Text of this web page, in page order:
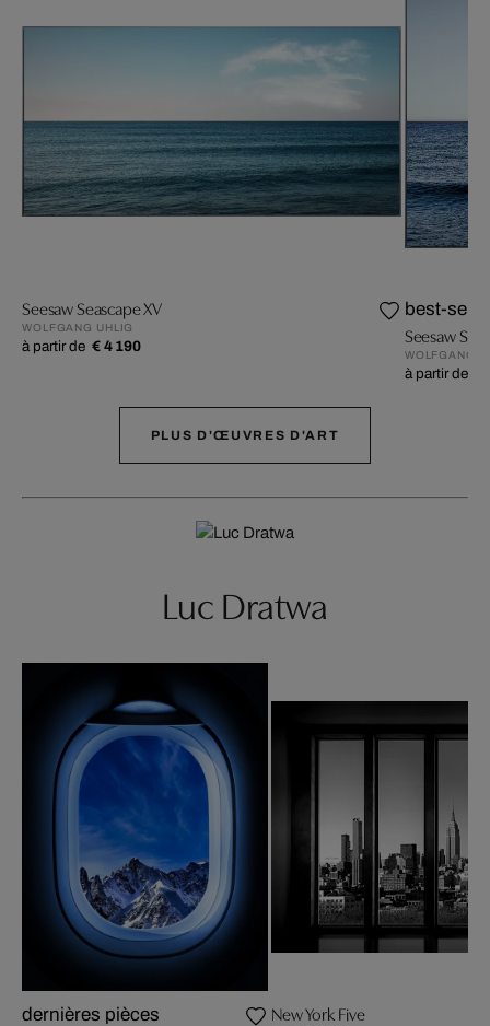
Seesaw Seascape XV
WOLFGANG UHLIG
à partir de € 4 190
best-
Seesaw
WOLFGANG
à partir de
PLUS D'ŒUVRES D'ART
Luc Dratwa
dernières pièces New York Five